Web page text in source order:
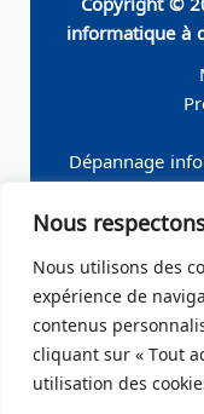
Nous
Nous utilisons des
expérience de
contenus
cliquant sur « Tout
utilisation des
informatique à
Dépannage
Seine
Perret
Dépannage
Dépannage
Dépannage
Billancourt 92